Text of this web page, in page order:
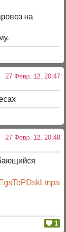
на
27 Февр. 12, 20:47
27 Февр. 12, 20:48
1